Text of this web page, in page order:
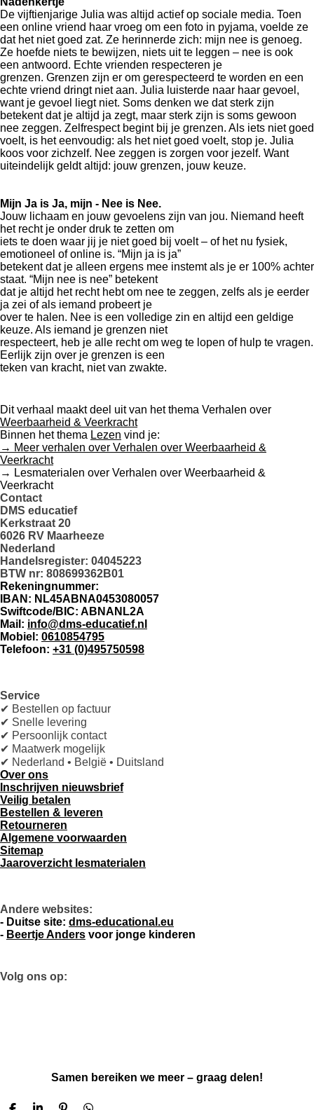
De vijftienjarige Julia was altijd actief op sociale media. Toen
een online vriend haar vroeg om een foto in pyjama, voelde ze
dat het niet goed zat. Ze herinnerde zich: mijn nee is genoeg.
Ze hoefde niets te bewijzen, niets uit te leggen – nee is ook
een antwoord. Echte vrienden respecteren je
grenzen. Grenzen zijn er om gerespecteerd te worden en een
echte vriend dringt niet aan. Julia luisterde naar haar gevoel,
want je gevoel liegt niet. Soms denken we dat sterk zijn
betekent dat je altijd ja zegt, maar sterk zijn is soms gewoon
nee zeggen. Zelfrespect begint bij je grenzen. Als iets niet goed
voelt, is het eenvoudig: als het niet goed voelt, stop je. Julia
koos voor zichzelf. Nee zeggen is zorgen voor jezelf. Want
uiteindelijk geldt altijd: jouw grenzen, jouw keuze.
Mijn Ja is Ja, mijn - Nee is Nee.
Jouw lichaam en jouw gevoelens zijn van jou. Niemand heeft
het recht je onder druk te zetten om
iets te doen waar jij je niet goed bij voelt – of het nu fysiek,
emotioneel of online is. “Mijn ja is ja”
betekent dat je alleen ergens mee instemt als je er 100% achter
staat. “Mijn nee is nee” betekent
dat je altijd het recht hebt om nee te zeggen, zelfs als je eerder
ja zei of als iemand probeert je
over te halen. Nee is een volledige zin en altijd een geldige
keuze. Als iemand je grenzen niet
respecteert, heb je alle recht om weg te lopen of hulp te vragen.
Eerlijk zijn over je grenzen is een
teken van kracht, niet van zwakte.
Dit verhaal maakt deel uit van het thema Verhalen over
Weerbaarheid & Veerkracht
Binnen het thema Lezen vind je:
→ Meer verhalen over Verhalen over Weerbaarheid &
Veerkracht
→ Lesmaterialen over Verhalen over Weerbaarheid &
Veerkracht
Contact
DMS educatief
Kerkstraat 20
6026 RV Maarheeze
Nederland
Handelsregister: 04045223
BTW nr: 808699362B01
Rekeningnummer:
IBAN: NL45ABNA0453080057
Swiftcode/BIC: ABNANL2A
Mail: info@dms-educatief.nl
Mobiel: 0610854795
Telefoon: +31 (0)495750598
Service
✔ Bestellen op factuur
✔ Snelle levering
✔ Persoonlijk contact
✔ Maatwerk mogelijk
✔ Nederland • België • Duitsland
Over ons
Inschrijven nieuwsbrief
Veilig betalen
Bestellen & leveren
Retourneren
Algemene voorwaarden
Sitemap
Jaaroverzicht lesmaterialen
Andere websites:
- Duitse site: dms-educational.eu
- Beertje Anders voor jonge kinderen
Volg ons op:
t
e
t
Samen bereiken we meer – graag delen!